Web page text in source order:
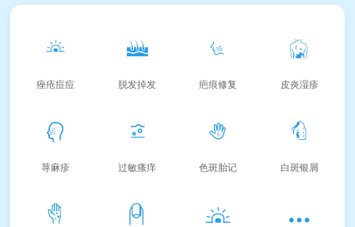
痤疮痘痘 脱发掉发 疤痕修复 皮炎湿疹
荨麻疹 过敏瘙痒 色斑胎记 白斑银屑